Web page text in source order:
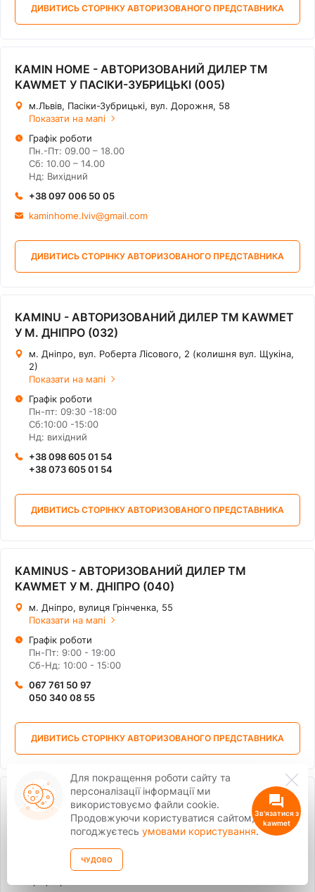
ДИВИТИСЬ СТОРІНКУ АВТОРИЗОВАНОГО ПРЕДСТАВНИКА
KAMIN HOME - АВТОРИЗОВАНИЙ ДИЛЕР ТМ
KAWMET У ПАСІКИ-ЗУБРИЦЬКІ (005)
м.Львів, Пасіки-Зубрицькі, вул. Дорожня, 58
Показати на мапі
Графік роботи
Пн.-Пт: 09.00 – 18.00
Сб: 10.00 – 14.00
Нд: Вихідний
+38 097 006 50 05
kaminhome.lviv@gmail.com
ДИВИТИСЬ СТОРІНКУ АВТОРИЗОВАНОГО ПРЕДСТАВНИКА
KAMINU - АВТОРИЗОВАНИЙ ДИЛЕР ТМ KAWMET
У М. ДНІПРО (032)
м. Дніпро, вул. Роберта Лісового, 2 (колишня вул. Щукіна,
2)
Показати на мапі
Графік роботи
Пн-пт: 09:30 -18:00
Сб:10:00 -15:00
Нд: вихідний
+‎38 098 605 01 54
+‎38 073 605 01 54
ДИВИТИСЬ СТОРІНКУ АВТОРИЗОВАНОГО ПРЕДСТАВНИКА
KAMINUS - АВТОРИЗОВАНИЙ ДИЛЕР ТМ
KAWMET У М. ДНІПРО (040)
м. Дніпро, вулиця Грінченка, 55
Показати на мапі
Графік роботи
Пн-Пт: 9:00 - 19:00
Сб-Нд: 10:00 - 15:00
067 761 50 97
050 340 08 55
ДИВИТИСЬ СТОРІНКУ АВТОРИЗОВАНОГО ПРЕДСТАВНИКА
КЕДР - АВТОРИЗОВАНИЙ ДИЛЕР ТМ KAWMET У
М. ДНІПРО (053)
Дніпропетровська обл., м. Кривий Ріг, вул. Олександра
Васякіна, 4
Показати на мапі
Для покращення роботи сайту та
персоналізації інформації ми
використовуємо файли cookie.
Продовжуючи користуватися сайтом, ви
погоджуєтесь умовами користування.
ЧУДОВО